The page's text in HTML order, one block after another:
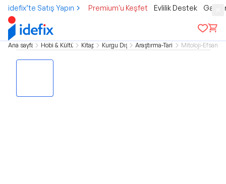
idefix’te Satış Yapın Premium'u Keşfet Evlilik Destek
Ana sayfa Hobi & Kültür Kitap Kurgu Dışı Araştırma-Tarih Mitoloji-Efsane